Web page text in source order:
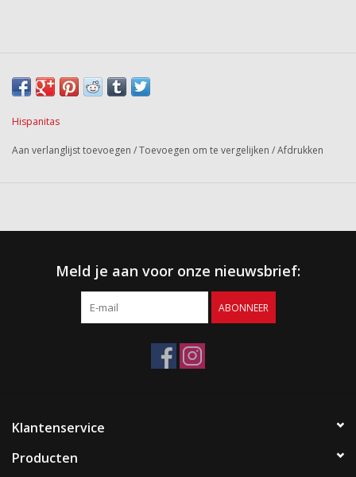
Hispanitas
Aan verlanglijst toevoegen /Toevoegen om te vergelijken /Afdrukken
Meld je aan voor onze nieuwsbrief:
ABONNEER
Klantenservice
Producten